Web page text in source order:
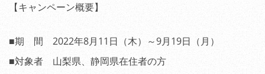
【キャンペーン概要】
■期 間 2022年8月11日（木）～9月19日（月）
■対象者 山梨県、静岡県在住者の方